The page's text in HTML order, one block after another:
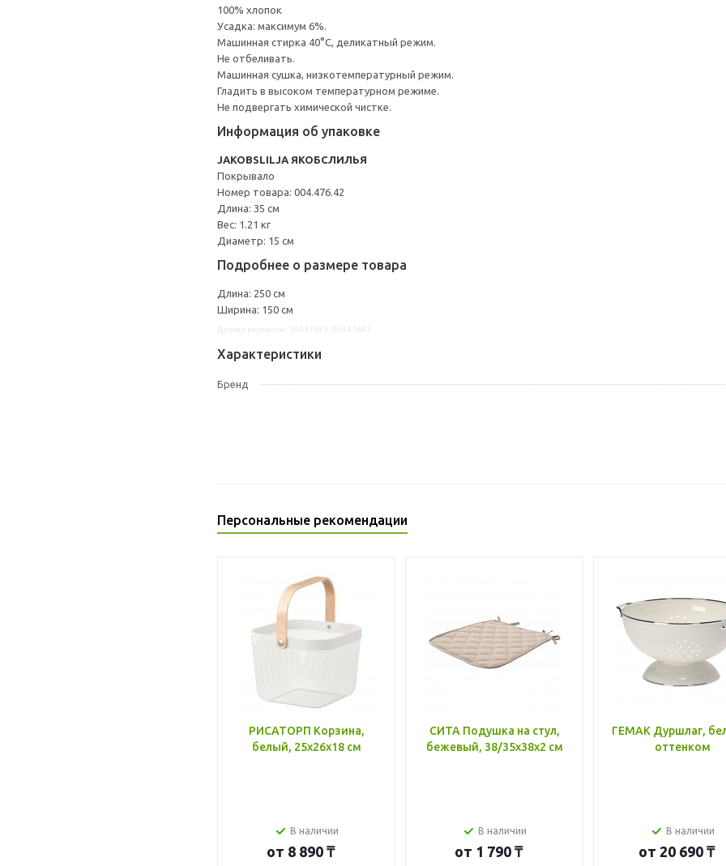
100% хлопок
Усадка: максимум 6%.
Машинная стирка 40°С, деликатный режим.
Не отбеливать.
Машинная сушка, низкотемпературный режим.
Гладить в высоком температурном режиме.
Не подвергать химической чистке.
Информация об упаковке
JAKOBSLILJA ЯКОБСЛИЛЬЯ
Покрывало
Номер товара: 004.476.42
Длина: 35 см
Вес: 1.21 кг
Диаметр: 15 см
Подробнее о размере товара
Длина: 250 см
Ширина: 150 см
Характеристики
Бренд
Персональные рекомендации
РИСАТОРП Корзина,
белый, 25x26x18 см
В наличии
от 8 890 ₸
СИТА Подушка на стул,
бежевый, 38/35x38x2 см
В наличии
от 1 790 ₸
ГЕМАК Дуршлаг,
оттенком
В наличии
от 20 690 ₸